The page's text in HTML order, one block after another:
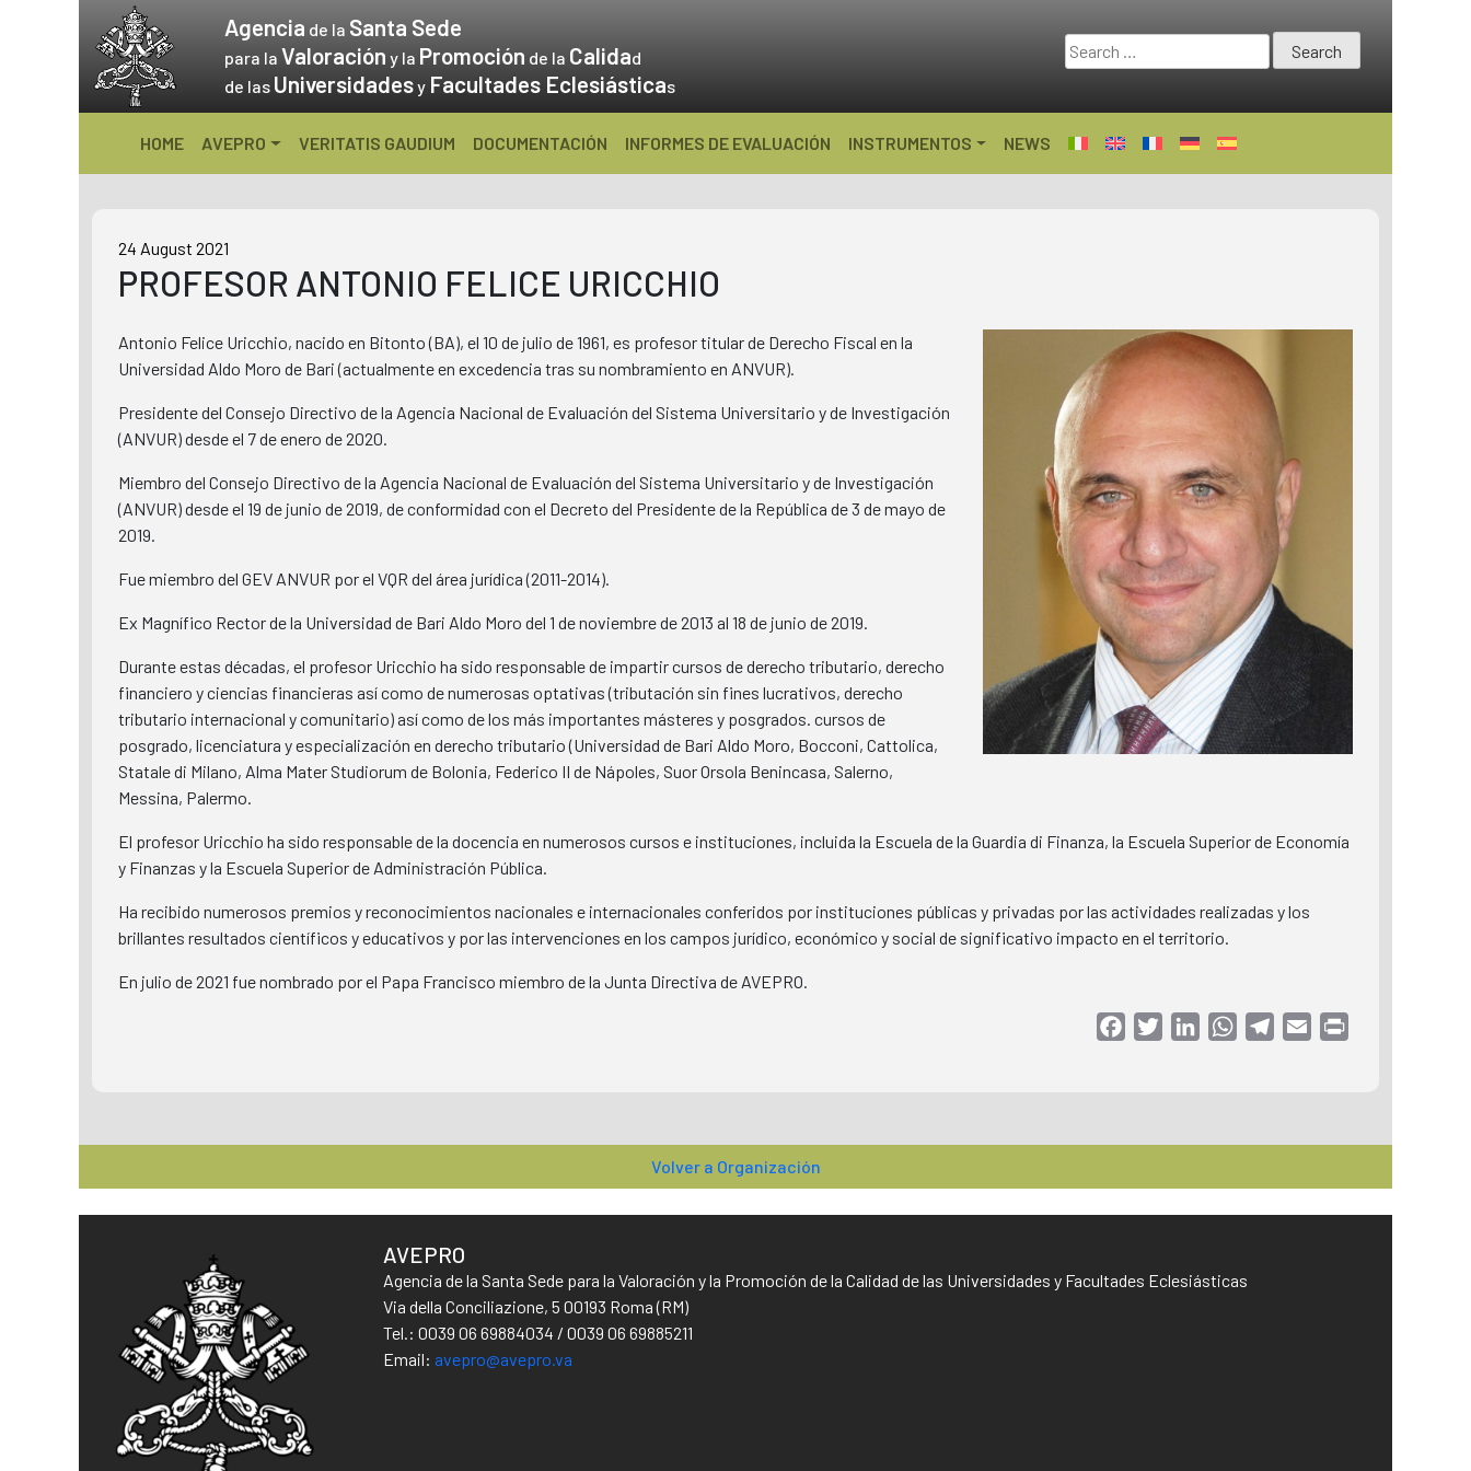
content
Agencia de la Santa Sede
para la Valoración y la Promoción de la Calidad
de las Universidadesy Facultades Eclesiásticas
Search
for:
HOME AVEPRO VERITATIS GAUDIUM DOCUMENTACIÓN INFORMES DE EVALUACIÓN INSTRUMENTOS NEWS
24 August 2021
PROFESOR ANTONIO FELICE URICCHIO
Antonio Felice Uricchio, nacido en Bitonto (BA), el 10 de julio de 1961, es profesor titular de Derecho Fiscal en la
Universidad Aldo Moro de Bari (actualmente en excedencia tras su nombramiento en ANVUR).
Presidente del Consejo Directivo de la Agencia Nacional de Evaluación del Sistema Universitario y de Investigación
(ANVUR) ​​desde el 7 de enero de 2020.
Miembro del Consejo Directivo de la Agencia Nacional de Evaluación del Sistema Universitario y de Investigación
(ANVUR) ​​desde el 19 de junio de 2019, de conformidad con el Decreto del Presidente de la República de 3 de mayo de
2019.
Fue miembro del GEV ANVUR por el VQR del área jurídica (2011-2014).
Ex Magnífico Rector de la Universidad de Bari Aldo Moro del 1 de noviembre de 2013 al 18 de junio de 2019.
Durante estas décadas, el profesor Uricchio ha sido responsable de impartir cursos de derecho tributario, derecho
financiero y ciencias financieras así como de numerosas optativas (tributación sin fines lucrativos, derecho
tributario internacional y comunitario) así como de los más importantes másteres y posgrados. cursos de
posgrado, licenciatura y especialización en derecho tributario (Universidad de Bari Aldo Moro, Bocconi, Cattolica,
Statale di Milano, Alma Mater Studiorum de Bolonia, Federico II de Nápoles, Suor Orsola Benincasa, Salerno,
Messina, Palermo.
El profesor Uricchio ha sido responsable de la docencia en numerosos cursos e instituciones, incluida la Escuela de la Guardia di Finanza, la Escuela Superior de Economía
y Finanzas y la Escuela Superior de Administración Pública.
Ha recibido numerosos premios y reconocimientos nacionales e internacionales conferidos por instituciones públicas y privadas por las actividades realizadas y los
brillantes resultados científicos y educativos y por las intervenciones en los campos jurídico, económico y social de significativo impacto en el territorio.
En julio de 2021 fue nombrado por el Papa Francisco miembro de la Junta Directiva de AVEPRO.
FacebookTwitterLinkedInWhatsAppTelegram
Email
Volver a Organización
AVEPRO
Agencia de la Santa Sede para la Valoración y la Promoción de la Calidad de las Universidades y Facultades Eclesiásticas
Via della Conciliazione, 5 00193 Roma (RM)
Tel.: 0039 06 69884034 / 0039 06 69885211
Email: avepro@avepro.va